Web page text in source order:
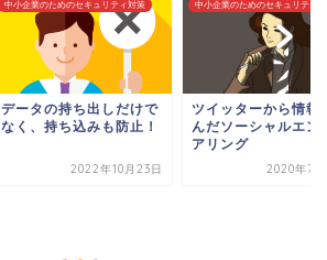
中小企業のためのセキュリティ対策
データの持ち出しだけで
なく、持ち込みも防止！
2022年10月23日
中小企業のためのセキュリティ
ツイッターから情報
んだソーシャルエン
アリング
2020年7